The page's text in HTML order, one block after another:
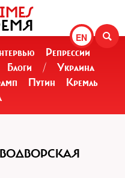
EN
Репрессии
Блоги /
Украина
Путин
Кремль